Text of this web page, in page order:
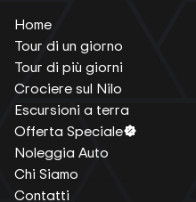
Home
Tour di un giorno
Tour di più giorni
Crociere sul Nilo
Escursioni a terra
Offerta Speciale
Noleggia Auto
Chi Siamo
Contatti